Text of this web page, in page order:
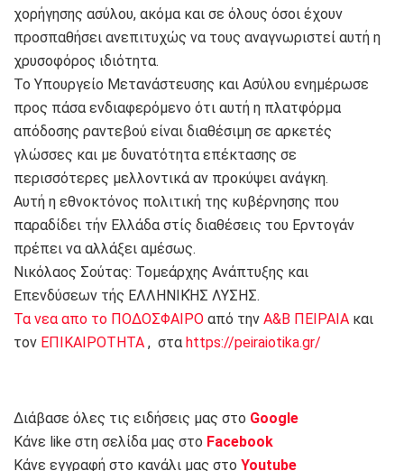
χορήγησης ασύλου, ακόμα και σε όλους όσοι έχουν
προσπαθήσει ανεπιτυχώς να τους αναγνωριστεί αυτή η
χρυσοφόρος ιδιότητα.
Το Υπουργείο Μετανάστευσης και Ασύλου ενημέρωσε
προς πάσα ενδιαφερόμενο ότι αυτή η πλατφόρμα
απόδοσης ραντεβού είναι διαθέσιμη σε αρκετές
γλώσσες και με δυνατότητα επέκτασης σε
περισσότερες μελλοντικά αν προκύψει ανάγκη.
Αυτή η εθνοκτόνος πολιτική της κυβέρνησης που
παραδίδει τήν Ελλάδα στίς διαθέσεις του Ερντογάν
πρέπει να αλλάξει αμέσως.
Νικόλαος Σούτας: Τομεάρχης Ανάπτυξης και
Επενδύσεων τής ΕΛΛΗΝΙΚΉΣ ΛΥΣΗΣ.
Τα νεα απο το ΠΟΔΟΣΦΑΙΡΟ από την Α&Β ΠΕΙΡΑΙΑ και
τον ΕΠΙΚΑΙΡΟΤΗΤΑ , στα https://peiraiotika.gr/
Διάβασε όλες τις ειδήσεις μας στο Google
Κάνε like στη σελίδα μας στο Facebook
Κάνε εγγραφή στο κανάλι μας στο Youtube